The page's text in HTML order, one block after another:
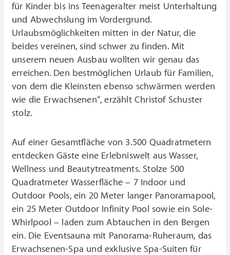
für Kinder bis ins Teenageralter meist Unterhaltung
und Abwechslung im Vordergrund.
Urlaubsmöglichkeiten mitten in der Natur, die
beides vereinen, sind schwer zu finden. Mit
unserem neuen Ausbau wollten wir genau das
erreichen. Den bestmöglichen Urlaub für Familien,
von dem die Kleinsten ebenso schwärmen werden
wie die Erwachsenen“, erzählt Christof Schuster
stolz.
Auf einer Gesamtfläche von 3.500 Quadratmetern
entdecken Gäste eine Erlebniswelt aus Wasser,
Wellness und Beautytreatments. Stolze 500
Quadratmeter Wasserfläche – 7 Indoor und
Outdoor Pools, ein 20 Meter langer Panoramapool,
ein 25 Meter Outdoor Infinity Pool sowie ein Sole-
Whirlpool – laden zum Abtauchen in den Bergen
ein. Die Eventsauna mit Panorama-Ruheraum, das
Erwachsenen-Spa und exklusive Spa-Suiten für